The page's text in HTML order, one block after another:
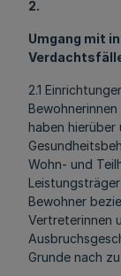
2.
Umgang mit
2.1
haben
Wohn- und
Bewohner
Vertreterinnen
Grunde nach